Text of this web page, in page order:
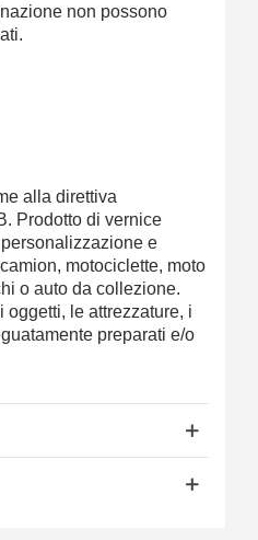
non possono
alla direttiva
Prodotto di vernice
e
motociclette, moto
o auto da collezione.
oggetti, le attrezzature, i
preparati e/o